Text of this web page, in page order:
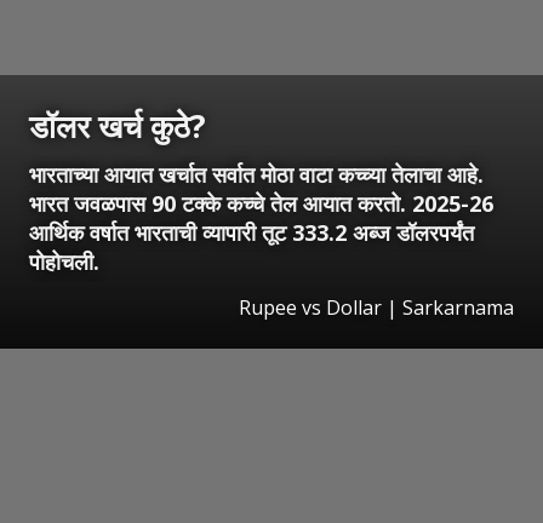
डॉलर खर्च कुठे?
भारताच्या आयात खर्चात सर्वात मोठा वाटा कच्च्या तेलाचा आहे.
भारत जवळपास 90 टक्के कच्चे तेल आयात करतो. 2025-26
आर्थिक वर्षात भारताची व्यापारी तूट 333.2 अब्ज डॉलरपर्यंत
पोहोचली.
Rupee vs Dollar | Sarkarnama